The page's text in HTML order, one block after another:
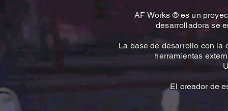
AF Works ® es un
desarrolladora se
La base de desarrollo con la
herramientas
El creador de